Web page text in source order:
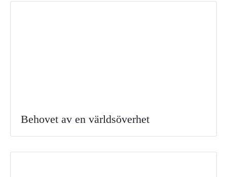
Behovet av en världsöverhet